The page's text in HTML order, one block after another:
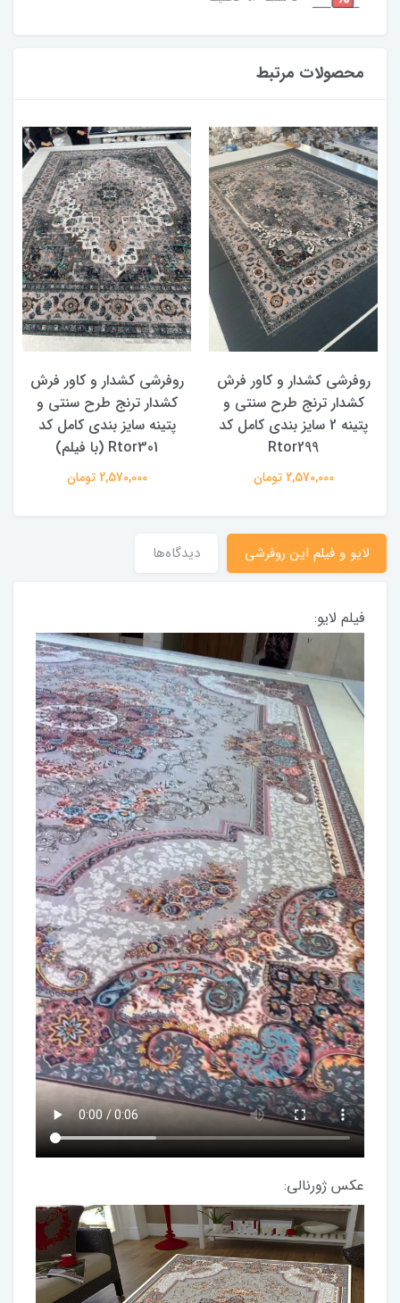
محصولات مرتبط
روفرشی کشدار و کاور فرش
کشدار ترنج طرح سنتی و
پتینه 2 سایز بندی کامل کد
Rtor299
2,570,000 تومان
روفرشی کشدار و کاور فرش
کشدار ترنج طرح سنتی و
پتینه سایز بندی کامل کد
Rtor301 (با فیلم)
2,570,000 تومان
لایو و فیلم این روفرشی دیدگاه‌ها
فیلم لایو:
عکس ژورنالی: